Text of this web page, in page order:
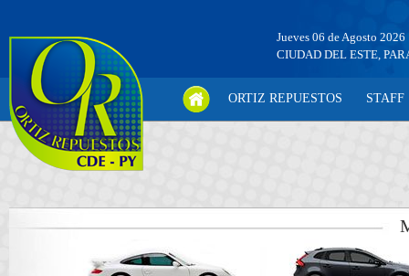
Jueves 06 de Agosto 2026
CIUDAD DEL ESTE,
ORTIZ REPUESTOS STAFF